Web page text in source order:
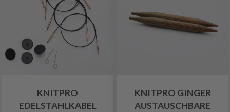
KNITPRO
EDELSTAHLKABEL
KNITPRO GINGER
AUSTAUSCHBARE